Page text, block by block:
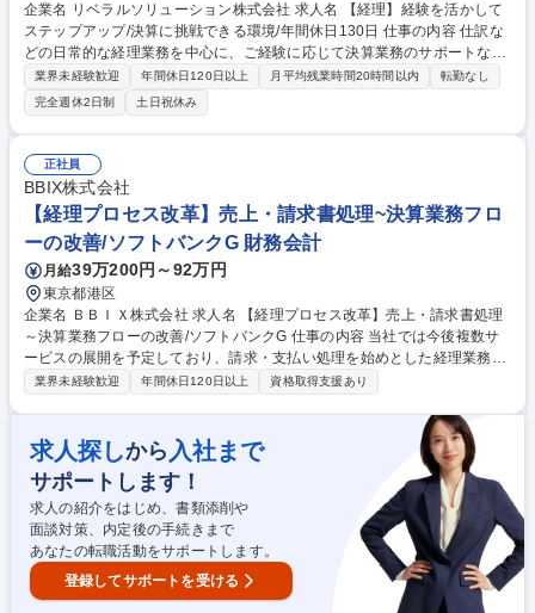
企業名 リベラルソリューション株式会社 求人名 【経理】経験を活かして
ステップアップ/決算に挑戦できる環境/年間休日130日 仕事の内容 仕訳な
どの日常的な経理業務を中心に、ご経験に応じて決算業務のサポートなど
もお任せします。無理のない範囲からスタートし、少しずつ業務の幅を広
げていける環境です。 【具体的には】 ■仕訳入力、伝票処理■現金出納管
理■売掛金／買掛金管理■請求書作成、管理■月次／年次決算のサポート■
会計事務所とのやり取り 【魅力】 ■土日休み／残業は月10～20時間程度■
落ち着いた環境で腰を据えて働ける■経営に近い立場で、会社の成長を数
字で支えられる■将来のキャリアを見据えて成長できる環境 募集職種 【経
理】経験を活かしてステップアップ/決算に挑戦できる環境/年間休日130日
業界未経験歓迎 年間休日120日以上 月平均残業時間20時間以内
転勤なし
完全週休2日制
土日祝休み
正社員
BBIX株式会社
【経理プロセス改革】売上・請求書処理~決算業務フロ
ーの改善/ソフトバンクG 財務会計
月給39万200円～92万円
東京都港区
企業名 ＢＢＩＸ株式会社 求人名 【経理プロセス改革】売上・請求書処理
～決算業務フローの改善/ソフトバンクG 仕事の内容 当社では今後複数サ
ービスの展開を予定しており、請求・支払い処理を始めとした経理業務プ
ロセスの最適化が急務となっています。システム導入や業務フロー改善を
の最適なフローを構築するため、今後増加が見込まれる請求書処理をはじ
めとし効率的な経理業務プロセス構築をお任せします。■現行業務フロー
の分析・課題特定・提案■新サービスの処理における新しいフロー・マニ
ュアル作り■請求書発行・支払処理のフロー見直し■新会計システムへの移
行対応■新システム導入の検討■関係部署との調整・折衝による業務改善推
進 募集職種 【経理プロセス改革】売上・請求書処理～決算業務フローの
改善/ソフトバンクG
業界未経験歓迎 年間休日120日以上 資格取得支援あり
求人探しから 入社まで
サポートします！
求人の紹介をはじめ、書類添削や
面談対策、内定後の手続きまで
あなたの転職活動をサポートします。
登録してサポートを受ける